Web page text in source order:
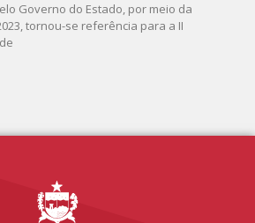
Governo do Estado, por meio da
tornou-se referência para a II